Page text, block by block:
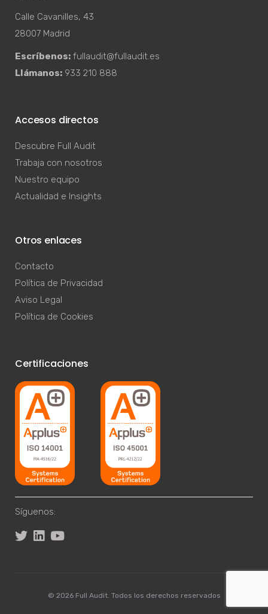
Calle Cavanilles, 43
28007 Madrid
Escríbenos: fullaudit@fullaudit.es
Llámanos: 933 210 888
Accesos directos
Descubre Full Audit
Trabaja con nosotros
Nuestro equipo
Actualidad e Insights
Otros enlaces
Contacto
Política de Privacidad
Aviso Legal
Política de Cookies
Certificaciones
Síguenos:
© 2026 Full Audit. Todos los derechos reservados